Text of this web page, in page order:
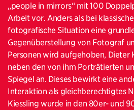
„people in mirrors“ mit 100
Arbeit vor. Anders als bei
fotografische Situation eine
Gegenüberstellung von Fotograf
Personen wird aufgehoben, Dieter
neben den von ihm Porträtierten
Spiegel an. Dieses bewirkt eine
Interaktion als gleichberechtigtes
Kiessling wurde in den 80er- und